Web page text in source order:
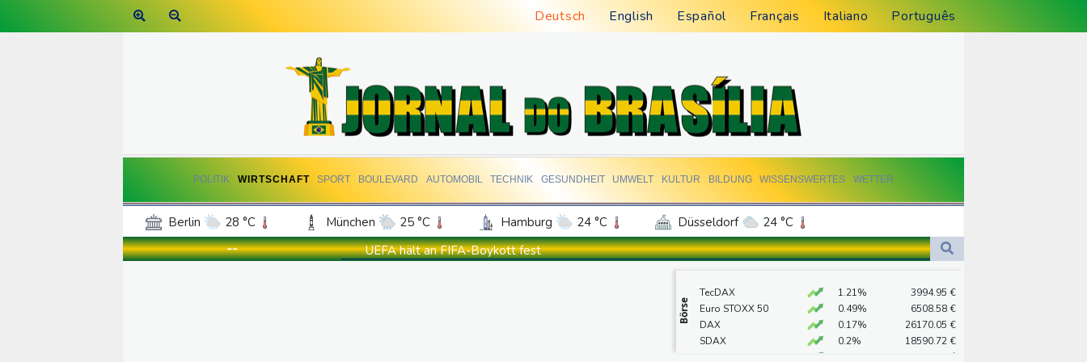
Deutsch English Español Français Italiano Português
POLITIK WIRTSCHAFT SPORT BOULEVARD AUTOMOBIL TECHNIK GESUNDHEIT UMWELT KULTUR BILDUNG WISSENSWERTES WETTER
Berlin 28 °C München 25 °C Hamburg 24 °C Düsseldorf
24 °C
Frankfurt am Main
29 °C Potsdam 27 °C Leipzig 30 °C Dortmund
24 °C
Bremen
Wien
--
UEFA hält an FIFA-Boykott fest
US-Republikaner wollen früheren Corona-Berater Fauci vor Gericht stellen lassen
Börse
TecDAX 1.21% 3994.95 €
Euro STOXX 50
0.49% 6508.58 €
DAX
0.17% 26170.05 €
SDAX
0.2% 18590.72 €
$